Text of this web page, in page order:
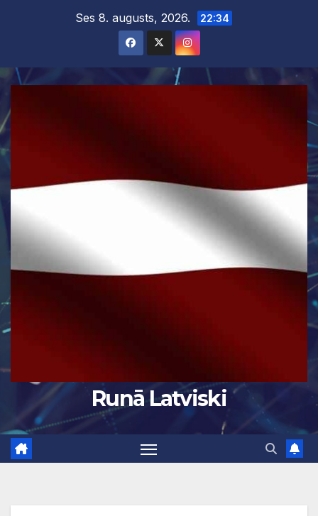
Ses 8. augusts, 2026. 22:34
Runā Latviski